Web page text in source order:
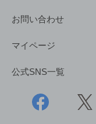
お問い合わせ
マイページ
公式SNS一覧